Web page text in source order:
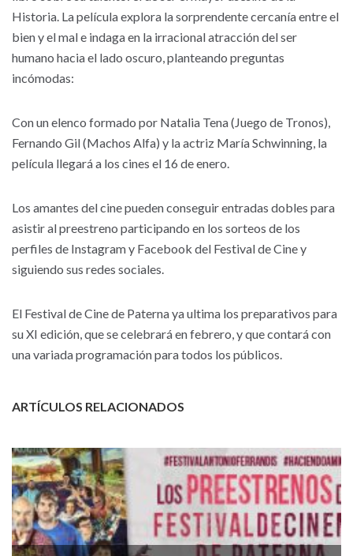
Historia. La película explora la sorprendente cercanía entre el
bien y el mal e indaga en la irracional atracción del ser
humano hacia el lado oscuro, planteando preguntas
incómodas:
Con un elenco formado por Natalia Tena (Juego de Tronos),
Fernando Gil (Machos Alfa) y la actriz María Schwinning, la
película llegará a los cines el 16 de enero.
Los amantes del cine pueden conseguir entradas dobles para
asistir al preestreno participando en los sorteos de los
perfiles de Instagram y Facebook del Festival de Cine y
siguiendo sus redes sociales.
El Festival de Cine de Paterna ya ultima los preparativos para
su XI edición, que se celebrará en febrero, y que contará con
una variada programación para todos los públicos.
ARTÍCULOS RELACIONADOS